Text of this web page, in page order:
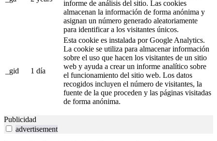
informe de análisis del sitio. Las cookies
almacenan la información de forma anónima y
asignan un número generado aleatoriamente
para identificar a los visitantes únicos.
_gid 1 día
Esta cookie es instalada por Google Analytics.
La cookie se utiliza para almacenar información
sobre el uso que hacen los visitantes de un sitio
web y ayuda a crear un informe analítico sobre
el funcionamiento del sitio web. Los datos
recogidos incluyen el número de visitantes, la
fuente de la que proceden y las páginas visitadas
de forma anónima.
Publicidad
advertisement